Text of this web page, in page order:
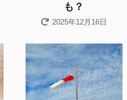
も？
2025年12月16日